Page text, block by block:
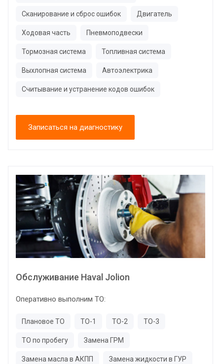
Сканирование и сброс ошибок Двигатель
Ходовая часть Пневмоподвески
Тормозная система Топливная система
Выхлопная система Автоэлектрика
Считывание и устранение кодов ошибок
Записаться на диагностику
Обслуживание Haval Jolion
Оперативно выполним ТО:
Плановое ТО ТО-1 ТО-2 ТО-3
ТО по пробегу Замена ГРМ
Замена масла в АКПП Замена жидкости в ГУР